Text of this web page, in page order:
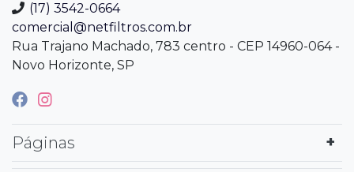
(17) 3542-0664
comercial@netfiltros.com.br
Rua Trajano Machado, 783 centro - CEP 14960-064 -
Novo Horizonte, SP
Páginas